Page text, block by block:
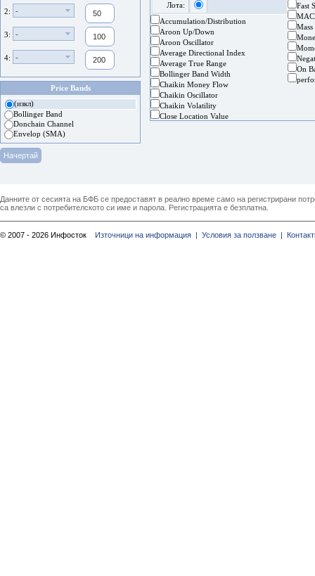
2: -
3: -
4: -
Price Bands
(изкл)
Bollinger Band
Donchain Channel
Envelop (SMA)
Лота:
Accumulation/Distribution
Aroon Up/Down
Aroon Oscillator
Average Directional Index
Average True Range
Bollinger Band Width
Chaikin Money Flow
Chaikin Oscillator
Chaikin Volatility
Close Location Value
Fast
On
Данните от сесията на БФБ се предоставят в реално време само на регистрирани
са влезли с потребителското си име и парола. Регистрацията е безплатна.
© 2007 - 2026 Инфосток Източници на информация | Условия за ползване |